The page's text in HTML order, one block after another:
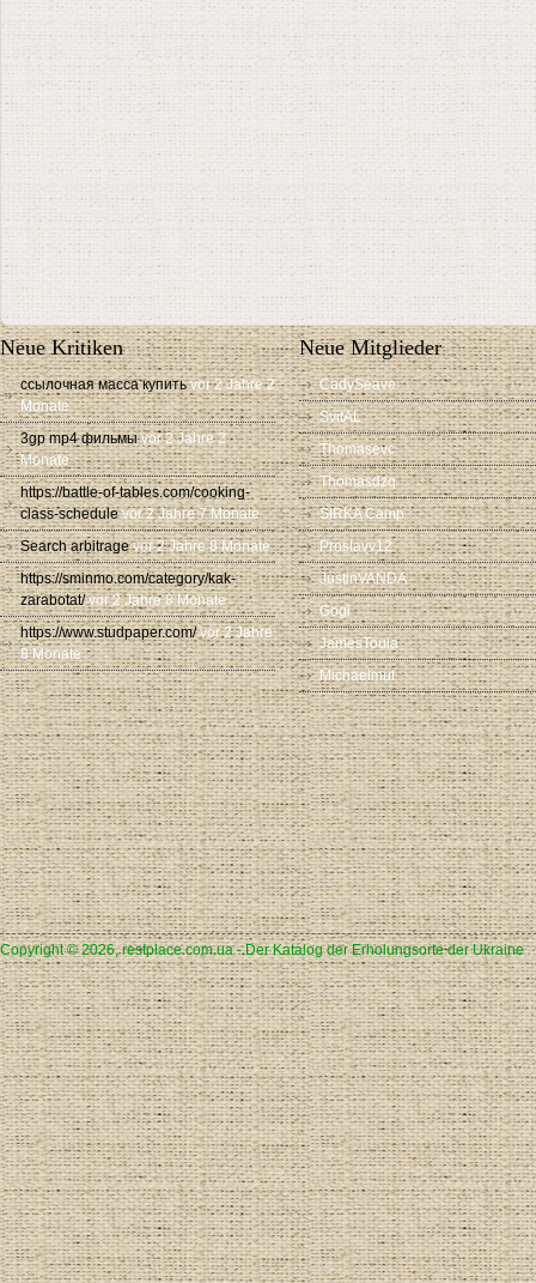
Neue Kritiken
ссылочная масса купить vor 2 Jahre 2
Monate
3gp mp4 фильмы vor 2 Jahre 2
Monate
https://battle-of-tables.com/cooking-
class-schedule vor 2 Jahre 7 Monate
Search arbitrage vor 2 Jahre 8 Monate
https://sminmo.com/category/kak-
zarabotat/ vor 2 Jahre 8 Monate
https://www.studpaper.com/ vor 2 Jahre
8 Monate
Neue Mitglieder
CadySeave
SvitAL
Thomasevc
Thomasdzq
SIRKA Camp
Proslavv12
JustinVANDA
Gogi
JamesToula
Michaelmut
Copyright © 2026, restplace.com.ua - Der Katalog der Erholungsorte der Ukraine